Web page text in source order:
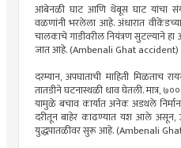
आंबेनळी घाट आणि थेंबूस घाट यांचा
वळणांनी भरलेला आहे. अंधारात
चालकाचे गाडीवरील नियंत्रण सुटल्याने हा
जात आहे. (Ambenali Ghat accident)
दरम्यान, अपघाताची माहिती मिळताच
तातडीने घटनास्थळी धाव घेतली. मात्र,
यामुळे बचाव कार्यात अनेक अडथले
दरीतून बाहेर काढण्यात यश आले असून,
युद्धपातळीवर सुरू आहे. (Ambenali